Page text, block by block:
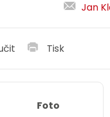
Jan
Tisk
Foto